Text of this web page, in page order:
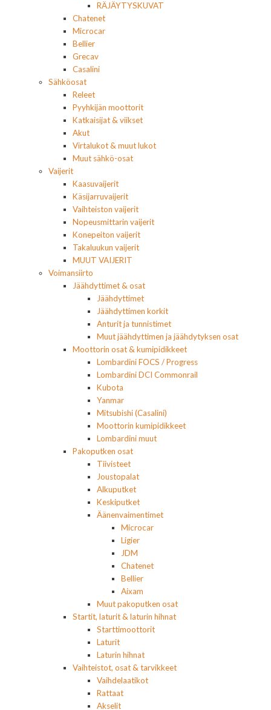
RÄJÄYTYSKUVAT
Chatenet
Microcar
Bellier
Grecav
Casalini
Sähköosat
Releet
Pyyhkijän moottorit
Katkaisijat & viikset
Akut
Virtalukot & muut lukot
Muut sähkö-osat
Vaijerit
Kaasuvaijerit
Käsijarruvaijerit
Vaihteiston vaijerit
Nopeusmittarin vaijerit
Konepeiton vaijerit
Takaluukun vaijerit
MUUT VAIJERIT
Voimansiirto
Jäähdyttimet & osat
Jäähdyttimet
Jäähdyttimen korkit
Anturit ja tunnistimet
Muut jäähdyttimen ja jäähdytyksen osat
Moottorin osat & kumipidikkeet
Lombardini FOCS / Progress
Lombardini DCI Commonrail
Kubota
Yanmar
Mitsubishi (Casalini)
Moottorin kumipidikkeet
Lombardini muut
Pakoputken osat
Tiivisteet
Joustopalat
Alkuputket
Keskiputket
Äänenvaimentimet
Microcar
Ligier
JDM
Chatenet
Bellier
Aixam
Muut pakoputken osat
Startit, laturit & laturin hihnat
Starttimoottorit
Laturit
Laturin hihnat
Vaihteistot, osat & tarvikkeet
Vaihdelaatikot
Rattaat
Akselit